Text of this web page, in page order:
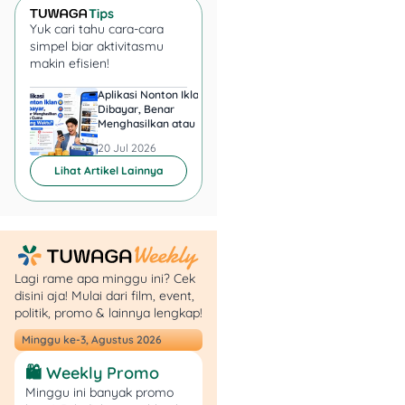
Termahal di
Indonesia 2025:
Siapa yang
Berpenghasilan
Fantastis?
Tampil Bold dengan
Serba Hitam
Sumber: Instagram
@mommy_starla
Yuk cari tahu cara-cara
simpel biar aktivitasmu
makin efisien!
Aplikasi Nonton Iklan
Dibayar, Benar
Menghasilkan atau Cuma
20 Jul 2026
Lihat Artikel Lainnya
Lagi rame apa minggu ini? Cek
disini aja! Mulai dari film, event,
politik, promo & lainnya lengkap!
Minggu ke-3, Agustus 2026
🛍️ Weekly Promo
Minggu ini banyak promo